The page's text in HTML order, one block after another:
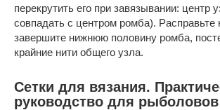
перекрутить его при завязывании: центр
совпадать с центром ромба). Расправьте
завершите нижнюю половину ромба,
крайние нити общего узла.
Сетки для вязания.
руководство для рыболовов